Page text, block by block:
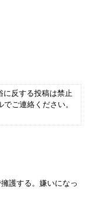
に反する投稿は禁止
ご連絡ください。
護する。嫌いになっ